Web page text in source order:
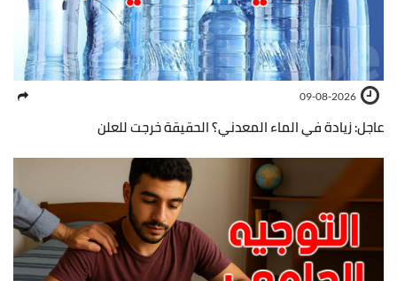
09-08-2026
عاجل: زيادة في الماء المعدني؟ الحقيقة خرجت للعلن